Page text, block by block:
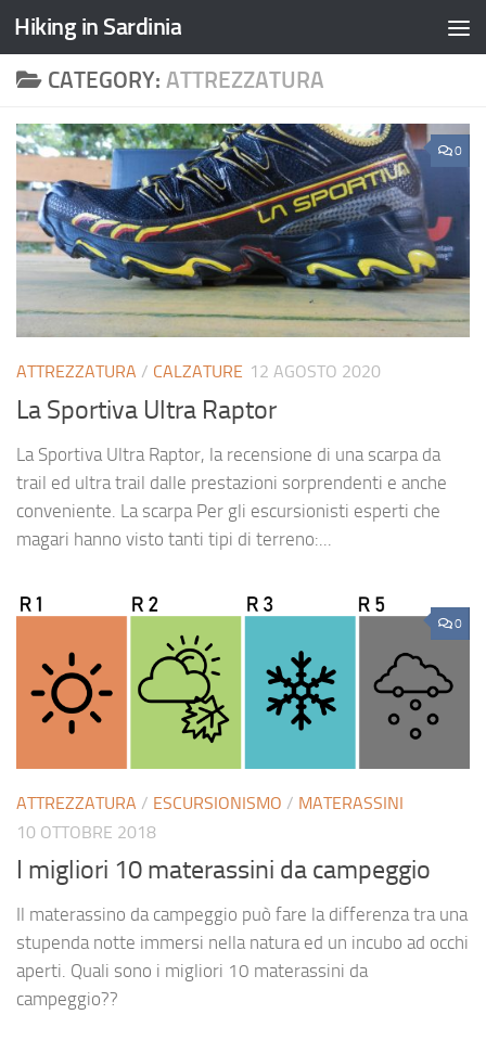
Hiking in Sardinia
CATEGORY: ATTREZZATURA
0
ATTREZZATURA / CALZATURE 12 AGOSTO 2020
La Sportiva Ultra Raptor
La Sportiva Ultra Raptor, la recensione di una scarpa da
trail ed ultra trail dalle prestazioni sorprendenti e anche
conveniente. La scarpa Per gli escursionisti esperti che
magari hanno visto tanti tipi di terreno:...
0
ATTREZZATURA / ESCURSIONISMO / MATERASSINI
10 OTTOBRE 2018
I migliori 10 materassini da campeggio
Il materassino da campeggio può fare la differenza tra una
stupenda notte immersi nella natura ed un incubo ad occhi
aperti. Quali sono i migliori 10 materassini da
campeggio??